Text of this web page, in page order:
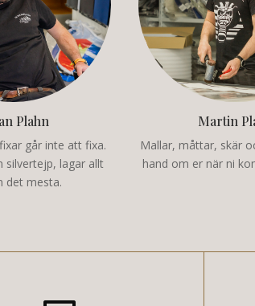
Plahn
går inte att fixa.
silvertejp, lagar allt
det mesta.
Martin
Mallar, måttar, skär
hand om er när ni